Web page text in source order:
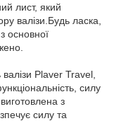
лист, який
валізи.Будь ласка,
основної
Plaver Travel,
силу
з
силу та